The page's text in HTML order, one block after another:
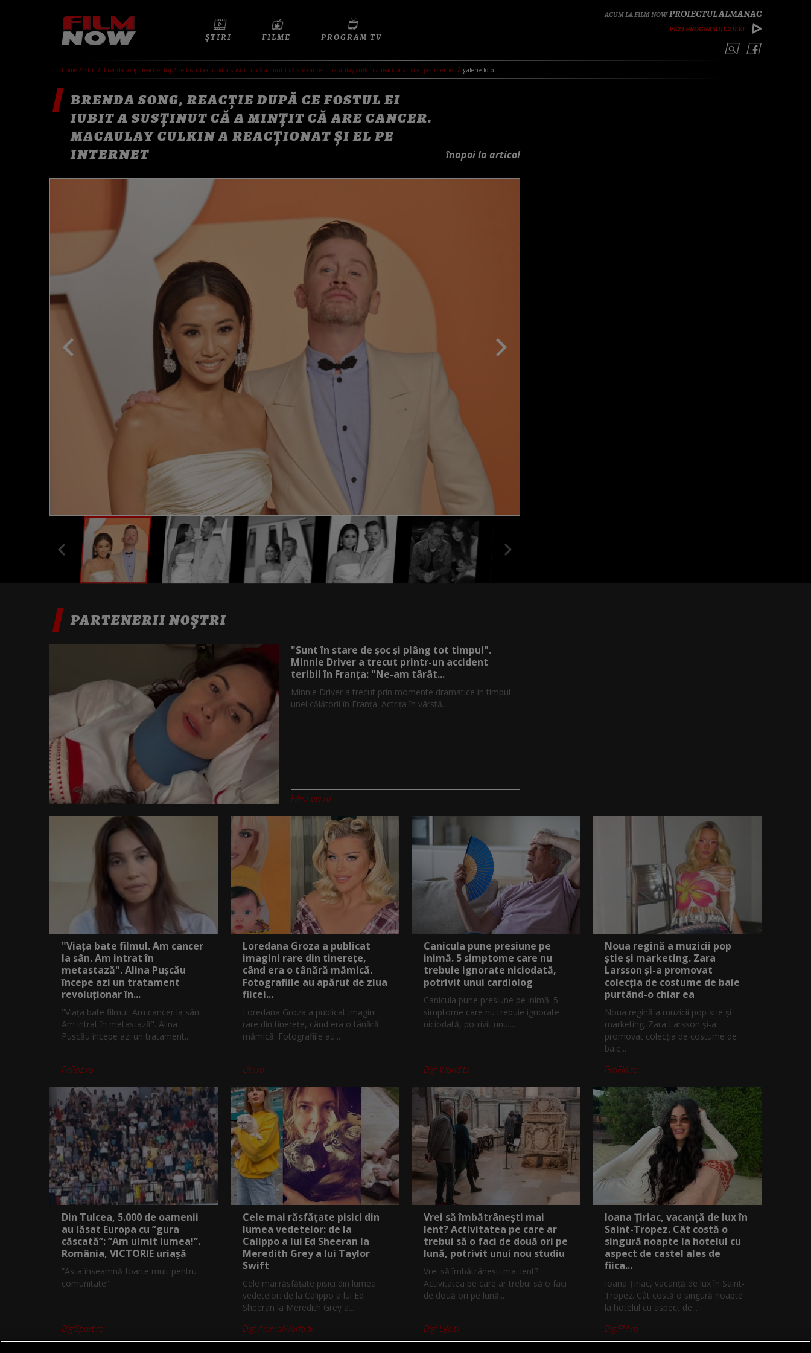
PROIECTUL ALMANAC
VEZI PROGRAMUL ZILEI
ȘTIRI FILME PROGRAM TV
home stiri brenda song, reacție după ce fostul ei iubit a susținut că a mințit că are cancer. macaulay culkin a reacționat și el pe internet galerie foto
BRENDA SONG, REACȚIE DUPĂ CE FOSTUL EI
IUBIT A SUSȚINUT CĂ A MINȚIT CĂ ARE CANCER.
MACAULAY CULKIN A REACȚIONAT ȘI EL PE
INTERNET
înapoi la articol
PARTENERII NOȘTRI
"Sunt în stare de șoc și plâng tot timpul".
Minnie Driver a trecut printr-un accident
teribil în Franța: "Ne-am târât...
Minnie Driver a trecut prin momente dramatice în timpul
unei călătorii în Franța. Actrița în vârstă...
Filmnow.ro
"Viața bate filmul. Am cancer
la sân. Am intrat în
metastază". Alina Pușcău
începe azi un tratament
revoluționar în...
"Viața bate filmul. Am cancer la sân.
Am intrat în metastază". Alina
Pușcău începe azi un tratament...
PeRoz.ro
Loredana Groza a publicat
imagini rare din tinerețe,
când era o tânără mămică.
Fotografiile au apărut de ziua
fiicei...
Loredana Groza a publicat imagini
rare din tinerețe, când era o tânără
mămică. Fotografiile au...
Utv.ro
Canicula pune presiune pe
inimă. 5 simptome care nu
trebuie ignorate niciodată,
potrivit unui cardiolog
Canicula pune presiune pe inimă. 5
simptome care nu trebuie ignorate
niciodată, potrivit unui...
Digi-World.tv
Noua regină a muzicii pop
știe și marketing. Zara
Larsson și-a promovat
colecția de costume de baie
purtând-o chiar ea
Noua regină a muzicii pop știe și
marketing. Zara Larsson și-a
promovat colecția de costume de
baie...
ProFM.ro
Din Tulcea, 5.000 de oamenii
au lăsat Europa cu ”gura
căscată”: ”Am uimit lumea!”.
România, VICTORIE uriașă
”Asta înseamnă foarte mult pentru
comunitate”.
DigiSport.ro
Cele mai răsfățate pisici din
lumea vedetelor: de la
Calippo a lui Ed Sheeran la
Meredith Grey a lui Taylor
Swift
Cele mai răsfățate pisici din lumea
vedetelor: de la Calippo a lui Ed
Sheeran la Meredith Grey a...
Digi-AnimalWorld.tv
Vrei să îmbătrânești mai
lent? Activitatea pe care ar
trebui să o faci de două ori pe
lună, potrivit unui nou studiu
Vrei să îmbătrânești mai lent?
Activitatea pe care ar trebui să o faci
de două ori pe lună...
Digi-Life.tv
Ioana Țiriac, vacanță de lux în
Saint-Tropez. Cât costă o
singură noapte la hotelul cu
aspect de castel ales de
fiica...
Ioana Țiriac, vacanță de lux în Saint-
Tropez. Cât costă o singură noapte
la hotelul cu aspect de...
DigiFM.ro